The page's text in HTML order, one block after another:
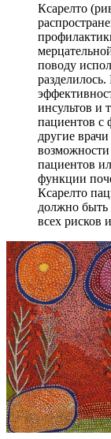
Ксарелто
поводу
инсультов и
пациентов с
другие
пациентов
функции
Ксарелто
должно быть
всех рисков